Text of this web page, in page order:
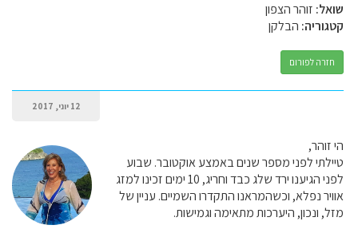
שואל: זוהר הצפון
קטגוריה: הבלקן
חזרה לפורום
12 יוני, 2017
הי זוהר,
טיילתי לפני מספר שנים באמצע אוקטובר. שבוע
לפני הגיענו ירד שלג כבד וחריג, 10 ימים זכינו למזג
אוויר נפלא, וכשהמראנו התקדרו השמיים. עניין של
מזל, ונכון, היערכות מתאימה וגמישות.